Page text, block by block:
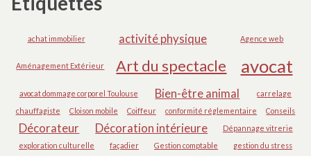
achat immobilier activité physique Agence web
Aménagement Extérieur Art du spectacle avocat
avocat dommage corporel Toulouse Bien-être animal
carrelage
chauffagiste
Cloison mobile Coiffeur conformité réglementaire Conseils
Décorateur Décoration intérieure
Dépannage vitrerie
exploration culturelle
façadier Gestion comptable gestion du stress